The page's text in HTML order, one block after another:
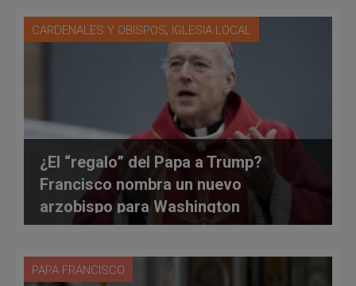
CARDENALES Y OBISPOS, IGLESIA LOCAL
¿El “regalo” del Papa a Trump?
Francisco nombra un nuevo
arzobispo para Washington
PAPA FRANCISCO